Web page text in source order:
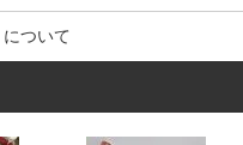
ついて